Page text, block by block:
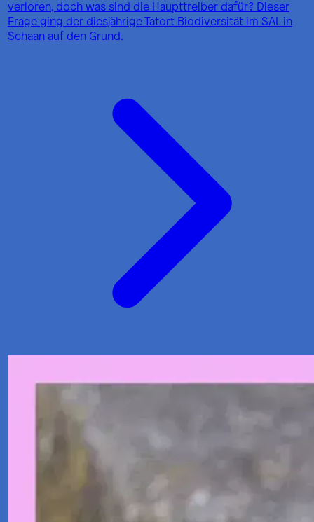
verloren, doch was sind die Haupttreiber dafür? Dieser
Frage ging der diesjährige Tatort Biodiversität im SAL in
Schaan auf den Grund.